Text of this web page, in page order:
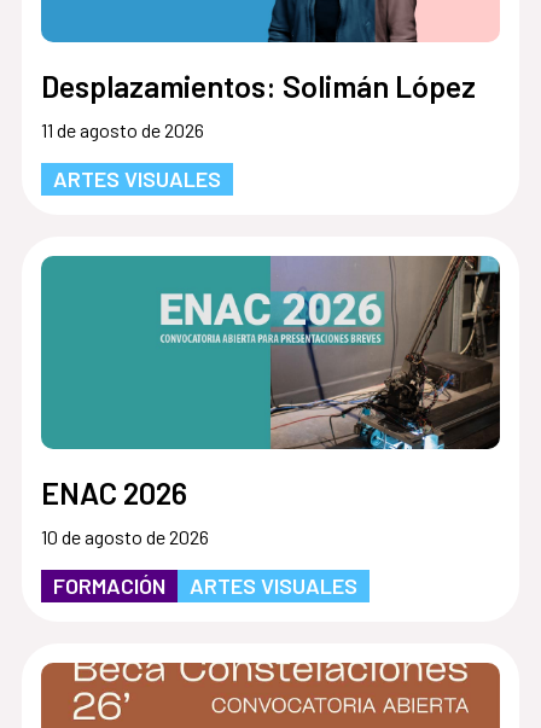
Desplazamientos: Solimán López
11 de agosto de 2026
ARTES VISUALES
ENAC 2026
10 de agosto de 2026
FORMACIÓN ARTES VISUALES